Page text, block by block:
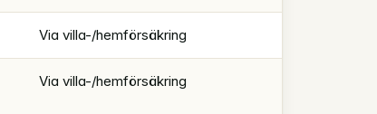
Via villa-/hemförsäkring
Via villa-/hemförsäkring